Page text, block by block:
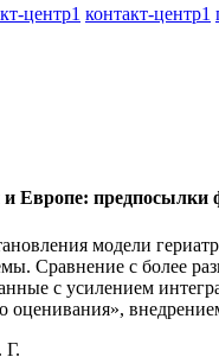
центр1 контакт-центр1
Европе:
модели
Сравнение с более
с усилением
оценивания»,
Г.